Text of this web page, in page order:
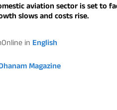
aviation sector is set to
slows and costs rise.
in English
Magazine